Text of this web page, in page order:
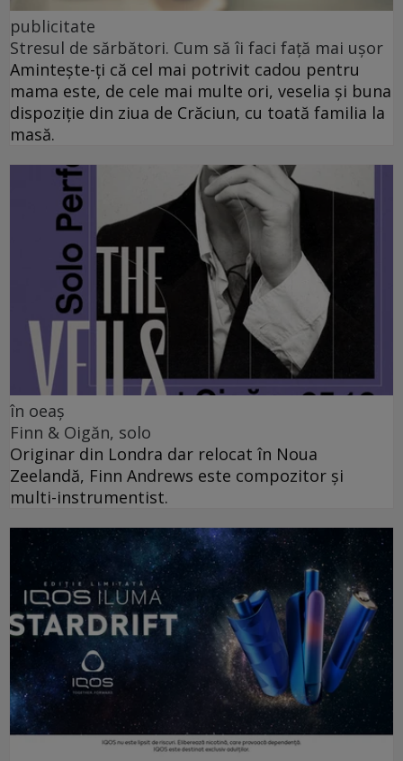
publicitate
Stresul de sărbători. Cum să îi faci față mai ușor
Amintește-ți că cel mai potrivit cadou pentru
mama este, de cele mai multe ori, veselia și buna
dispoziție din ziua de Crăciun, cu toată familia la
masă.
în oeaș
Finn & Oigăn, solo
Originar din Londra dar relocat în Noua
Zeelandă, Finn Andrews este compozitor și
multi-instrumentist.